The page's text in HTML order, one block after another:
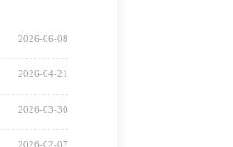
2026-06-08
2026-04-21
2026-03-30
2026-02-07